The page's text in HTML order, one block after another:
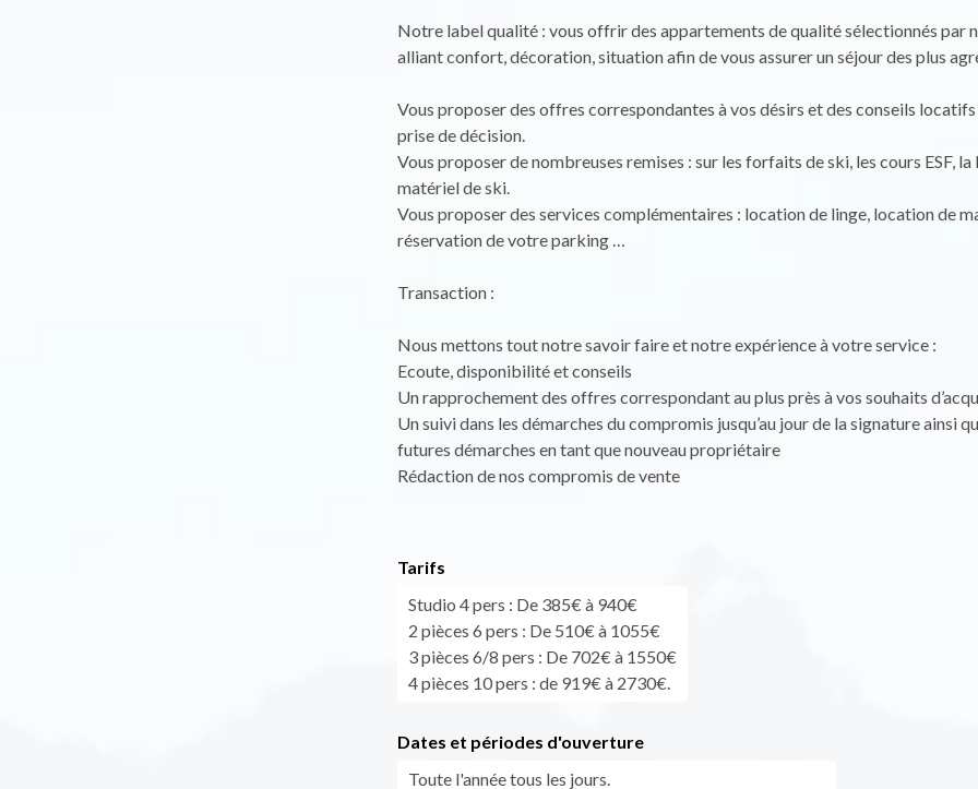
Notre label qualité : vous offrir des appartements de qualité sélectionnés par
alliant confort, décoration, situation afin de vous assurer un séjour des plus
Vous proposer des offres correspondantes à vos désirs et des conseils
prise de décision.
Vous proposer de nombreuses remises : sur les forfaits de ski, les cours ESF,
matériel de ski.
Vous proposer des services complémentaires : location de linge, location de
réservation de votre parking …
Transaction :
Nous mettons tout notre savoir faire et notre expérience à votre service :
Ecoute, disponibilité et conseils
Un rapprochement des offres correspondant au plus près à vos souhaits
Un suivi dans les démarches du compromis jusqu’au jour de la signature ainsi
futures démarches en tant que nouveau propriétaire
Rédaction de nos compromis de vente
Tarifs
Studio 4 pers : De 385€ à 940€
2 pièces 6 pers : De 510€ à 1055€
3 pièces 6/8 pers : De 702€ à 1550€
4 pièces 10 pers : de 919€ à 2730€.
Dates et périodes d'ouverture
Toute l'année tous les jours.